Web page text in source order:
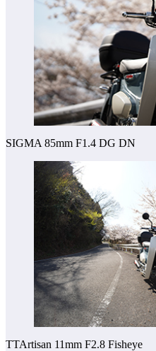
SIGMA 85mm F1.4 DG DN
TTArtisan 11mm F2.8 Fisheye